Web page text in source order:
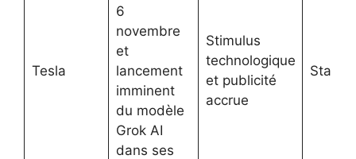
Tesla
6
novembre
et
lancement
imminent
du modèle
Grok AI
dans ses
Stimulus
technologique
et publicité
accrue
Stable